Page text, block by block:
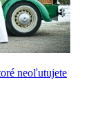
neoľutujete